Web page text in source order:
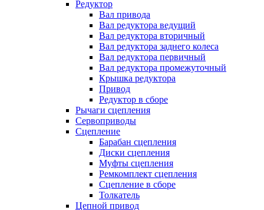
Редуктор
Вал привода
Вал редуктора ведущий
Вал редуктора вторичный
Вал редуктора заднего колеса
Вал редуктора первичный
Вал редуктора промежуточный
Крышка редуктора
Привод
Редуктор в сборе
Рычаги сцепления
Сервоприводы
Сцепление
Барабан сцепления
Диски сцепления
Муфты сцепления
Ремкомплект сцепления
Сцепление в сборе
Толкатель
Цепной привод